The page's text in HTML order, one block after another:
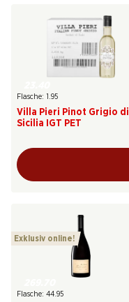
Flasche: 1.95
Villa Pieri Pinot Grigio di
Sicilia IGT PET
Exklusiv online!
Flasche: 44.95